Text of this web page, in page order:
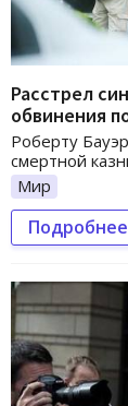
Расстрел
обвинения
Роберту
смертной
Мир
Подробнее